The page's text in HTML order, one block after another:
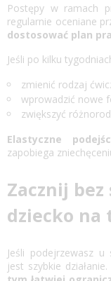
Postępy w ramach
regularnie oceniane
dostosować plan
Jeśli po kilku
zmienić rodzaj
wprowadzić nowe
zwiększyć
Elastyczne
zapobiega
Zacznij
dziecko na
Jeśli podejrzewasz
jest szybkie działanie.